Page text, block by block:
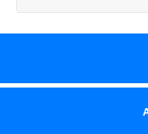
팔거나 누출 하지